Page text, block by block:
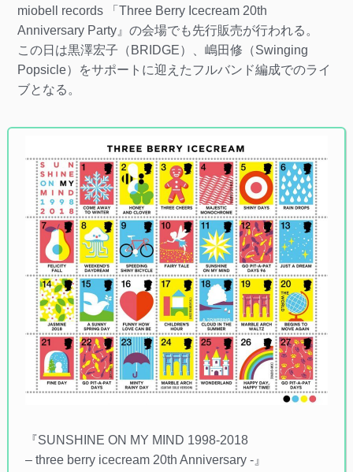
miobell records 「Three Berry Icecream 20th
Anniversary Party』の会場でも先行販売が行われる。
この日は黒澤宏子（BRIDGE）、嶋田修（Swinging
Popsicle）をサポートに迎えたフルバンド編成でのライ
ブとなる。
『SUNSHINE ON MY MIND 1998-2018
– three berry icecream 20th Anniversary -』